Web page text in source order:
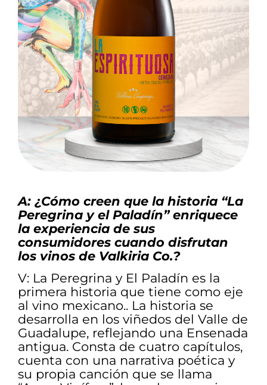
A: ¿Cómo creen que la historia “La
Peregrina y el Paladín” enriquece
la experiencia de sus
consumidores cuando disfrutan
los vinos de Valkiria Co.?
V: La Peregrina y El Paladín es la
primera historia que tiene como eje
al vino mexicano.. La historia se
desarrolla en los viñedos del Valle de
Guadalupe, reflejando una Ensenada
antigua. Consta de cuatro capítulos,
cuenta con una narrativa poética y
su propia canción que se llama